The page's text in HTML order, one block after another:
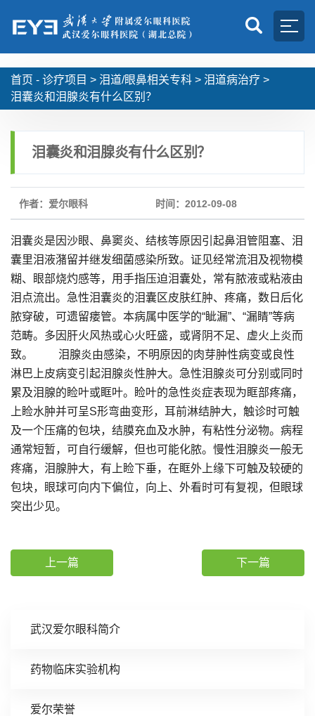
首页 - 诊疗项目 > 泪道/眼鼻相关专科 > 泪道病治疗 >
泪囊炎和泪腺炎有什么区别？
武汉爱尔眼科简介
药物临床实验机构
爱尔荣誉
泪囊炎和泪腺炎有什么区别？
作者：爱尔眼科 时间：2012-09-08
泪囊炎是因沙眼、鼻窦炎、结核等原因引起鼻泪管阻塞、泪
囊里泪液潴留并继发细菌感染所致。证见经常流泪及视物模
糊、眼部烧灼感等，用手指压迫泪囊处，常有脓液或粘液由
泪点流出。急性泪囊炎的泪囊区皮肤红肿、疼痛，数日后化
脓穿破，可遗留瘘管。本病属中医学的“眦漏”、“漏睛”等病
范畴。多因肝火风热或心火旺盛，或肾阴不足、虚火上炎而
致。 泪腺炎由感染，不明原因的肉芽肿性病变或良性
淋巴上皮病变引起泪腺炎性肿大。急性泪腺炎可分别或同时
累及泪腺的睑叶或眶叶。睑叶的急性炎症表现为眶部疼痛，
上睑水肿并可呈S形弯曲变形，耳前淋结肿大，触诊时可触
及一个压痛的包块，结膜充血及水肿，有粘性分泌物。病程
通常短暂，可自行缓解，但也可能化脓。慢性泪腺炎一般无
疼痛，泪腺肿大，有上睑下垂，在眶外上缘下可触及较硬的
包块，眼球可向内下偏位，向上、外看时可有复视，但眼球
突出少见。
上一篇 下一篇